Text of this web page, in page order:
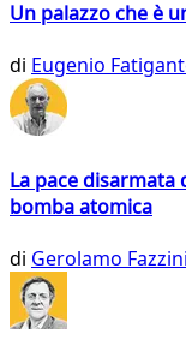
Un palazzo che è
di Eugenio
La pace disarmata
bomba atomica
di Gerolamo Fazzini